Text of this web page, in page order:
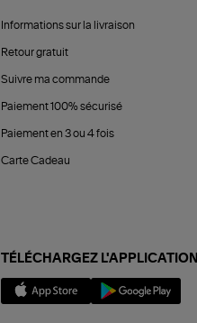
Informations sur la livraison
Retour gratuit
Suivre ma commande
Paiement 100% sécurisé
Paiement en 3 ou 4 fois
Carte Cadeau
TÉLÉCHARGEZ L'APPLICATION